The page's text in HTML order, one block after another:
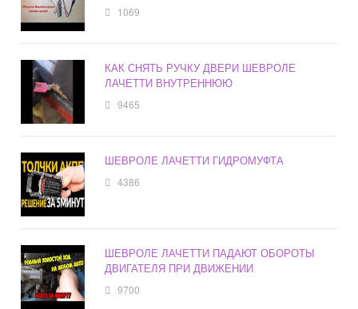
1069
КАК СНЯТЬ РУЧКУ ДВЕРИ ШЕВРОЛЕ
ЛАЧЕТТИ ВНУТРЕННЮЮ
9465
ШЕВРОЛЕ ЛАЧЕТТИ ГИДРОМУФТА
4386
ШЕВРОЛЕ ЛАЧЕТТИ ПАДАЮТ ОБОРОТЫ
ДВИГАТЕЛЯ ПРИ ДВИЖЕНИИ
9700